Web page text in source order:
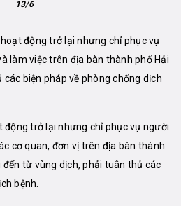
13/6
động trở lại nhưng chỉ phục vụ
làm việc trên địa bàn thành phố Hải
biện pháp về phòng chống dịch
động trở lại nhưng chỉ phục vụ người
cơ quan, đơn vị trên địa bàn thành
từ vùng dịch, phải tuân thủ các
bệnh.